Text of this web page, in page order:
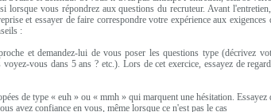
lorsque vous répondrez aux questions du recruteur. Avant
et essayer de faire correspondre votre expérience aux exigences
:
et demandez-lui de vous poser les questions type (décrivez
vous dans 5 ans ? etc.). Lors de cet exercice, essayez de
de type « euh » ou « mmh » qui marquent une hésitation. Essayez
avez confiance en vous, même lorsque ce n'est pas le cas